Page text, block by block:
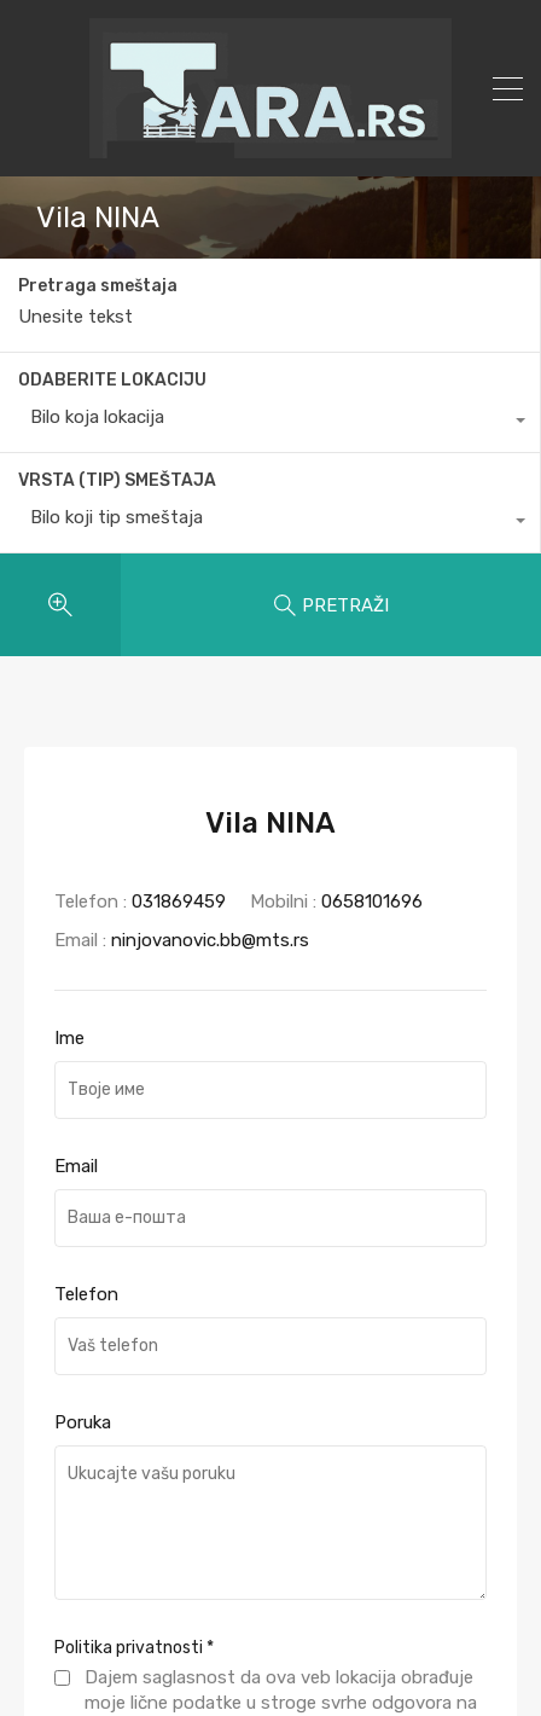
Vila NINA
Pretraga smeštaja
ODABERITE LOKACIJU
Bilo koja lokacija
VRSTA (TIP) SMEŠTAJA
Bilo koji tip smeštaja
PRETRAŽI
Vila NINA
Telefon : 031869459 Mobilni : 0658101696
Email : ninjovanovic.bb@mts.rs
Ime
Email
Telefon
Poruka
Politika privatnosti *
Dajem saglasnost da ova veb lokacija obrađuje
moje lične podatke u stroge svrhe odgovora na